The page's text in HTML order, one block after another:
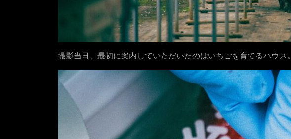
撮影当日、最初に案内していただいたのはいちごを育てるハウ